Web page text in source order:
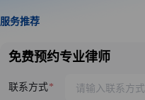
服务推荐
免费预约专业律师
联系方式